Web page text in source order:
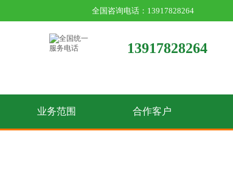
全国咨询电话：13917828264
13917828264
业务范围 合作客户